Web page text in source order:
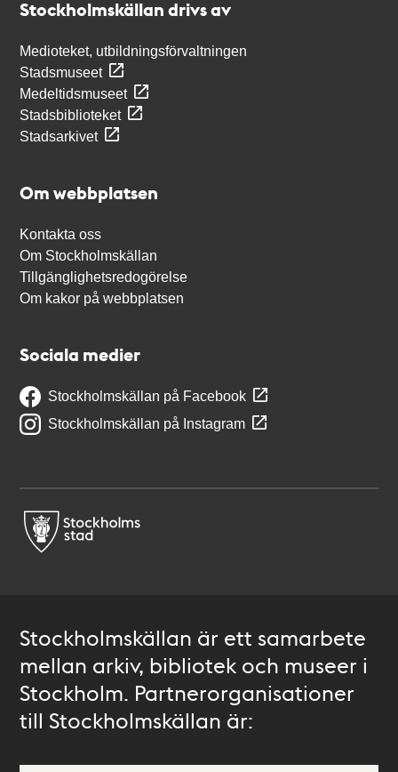
Stockholmskällan drivs av
Medioteket, utbildningsförvaltningen
Stadsmuseet
Medeltidsmuseet
Stadsbiblioteket
Stadsarkivet
Om webbplatsen
Kontakta oss
Om Stockholmskällan
Tillgänglighetsredogörelse
Om kakor på webbplatsen
Sociala medier
Stockholmskällan på Facebook
Stockholmskällan på Instagram
Stockholmskällan är ett samarbete
mellan arkiv, bibliotek och museer i
Stockholm. Partnerorganisationer
till Stockholmskällan är: